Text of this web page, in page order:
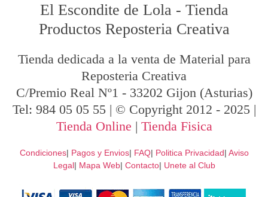
El Escondite de Lola - Tienda
Productos Reposteria Creativa
Tienda dedicada a la venta de Material para
Reposteria Creativa
C/Premio Real Nº1 - 33202 Gijon (Asturias)
Tel: 984 05 05 55 | © Copyright 2012 - 2025 |
Tienda Online | Tienda Fisica
Condiciones| Pagos y Envios| FAQ| Politica Privacidad| Aviso
Legal| Mapa Web| Contacto| Unete al Club